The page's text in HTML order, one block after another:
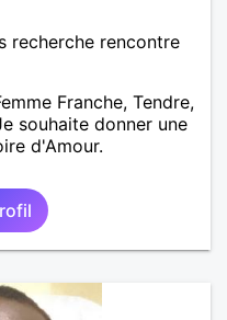
recherche rencontre
Franche, Tendre,
souhaite donner une
d'Amour.